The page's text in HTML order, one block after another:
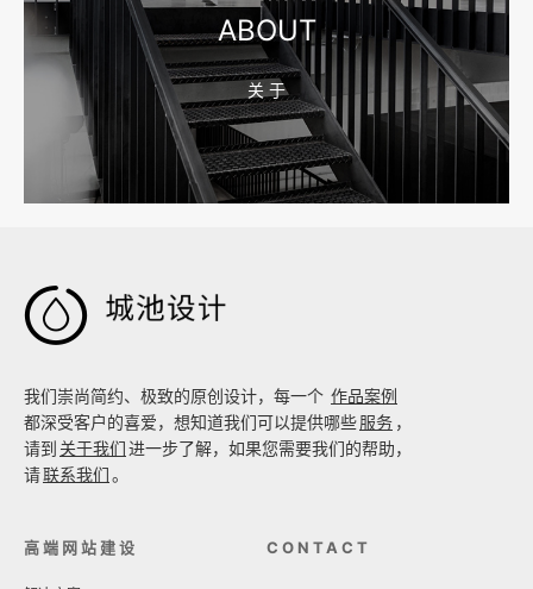
2026-08-02 17:58:44
工厂短视频拍摄后，怎样放进官网帮助客户判断实力
ABOUT
关 于

我们崇尚简约、极致的原创设计，每一个 作品案例
都深受客户的喜爱，想知道我们可以提供哪些服务 ，
请到 关于我们进一步了解，如果您需要我们的帮助，
请联系我们。
高端网站建设 CONTACT